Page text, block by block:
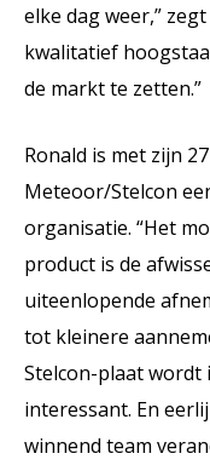
elke dag weer,”
kwalitatief
de markt te zetten.”
Ronald is met zijn
Meteoor/Stelcon
organisatie. “Het
product is de
uiteenlopende
tot kleinere
Stelcon-plaat wordt
interessant. En
winnend team